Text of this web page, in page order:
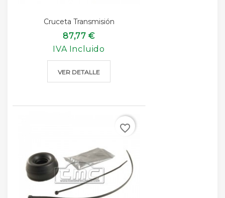
Cruceta Transmisión
87,77 €
IVA Incluido
VER DETALLE
favorite_border